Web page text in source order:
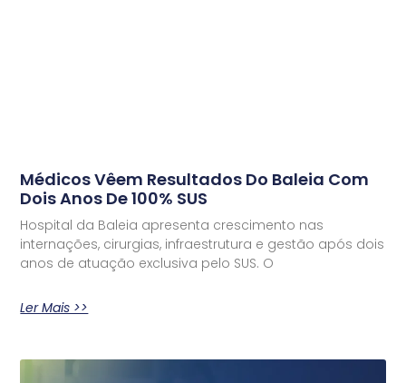
Médicos Vêem Resultados Do Baleia Com
Dois Anos De 100% SUS
Hospital da Baleia apresenta crescimento nas
internações, cirurgias, infraestrutura e gestão após dois
anos de atuação exclusiva pelo SUS. O
Ler Mais >>